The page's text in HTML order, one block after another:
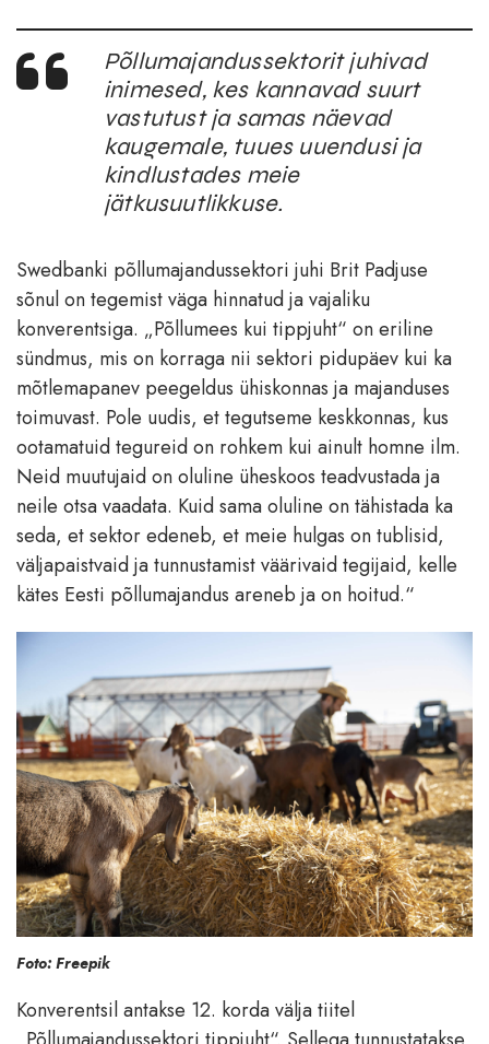
Põllumajandussektorit juhivad
inimesed, kes kannavad suurt
vastutust ja samas näevad
kaugemale, tuues uuendusi ja
kindlustades meie
jätkusuutlikkuse.
Swedbanki põllumajandussektori juhi Brit Padjuse
sõnul on tegemist väga hinnatud ja vajaliku
konverentsiga. „Põllumees kui tippjuht“ on eriline
sündmus, mis on korraga nii sektori pidupäev kui ka
mõtlemapanev peegeldus ühiskonnas ja majanduses
toimuvast. Pole uudis, et tegutseme keskkonnas, kus
ootamatuid tegureid on rohkem kui ainult homne ilm.
Neid muutujaid on oluline üheskoos teadvustada ja
neile otsa vaadata. Kuid sama oluline on tähistada ka
seda, et sektor edeneb, et meie hulgas on tublisid,
väljapaistvaid ja tunnustamist väärivaid tegijaid, kelle
kätes Eesti põllumajandus areneb ja on hoitud.“
Foto: Freepik
Konverentsil antakse 12. korda välja tiitel